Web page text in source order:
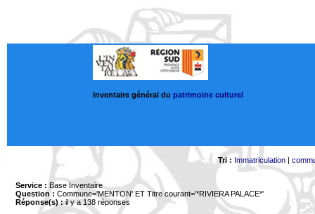
Inventaire général du patrimoine culturel
Tri : Immatriculation|
Service : Base Inventaire
Question : Commune='MENTON' ET Titre courant='*RIVIERA PALACE*'
Réponse(s) :il y a 138 réponses